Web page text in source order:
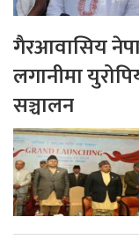
गैरआवासिय
लगानीमा
सञ्चालन